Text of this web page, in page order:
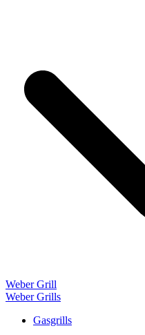
Weber Grill
Weber Grills
Gasgrills